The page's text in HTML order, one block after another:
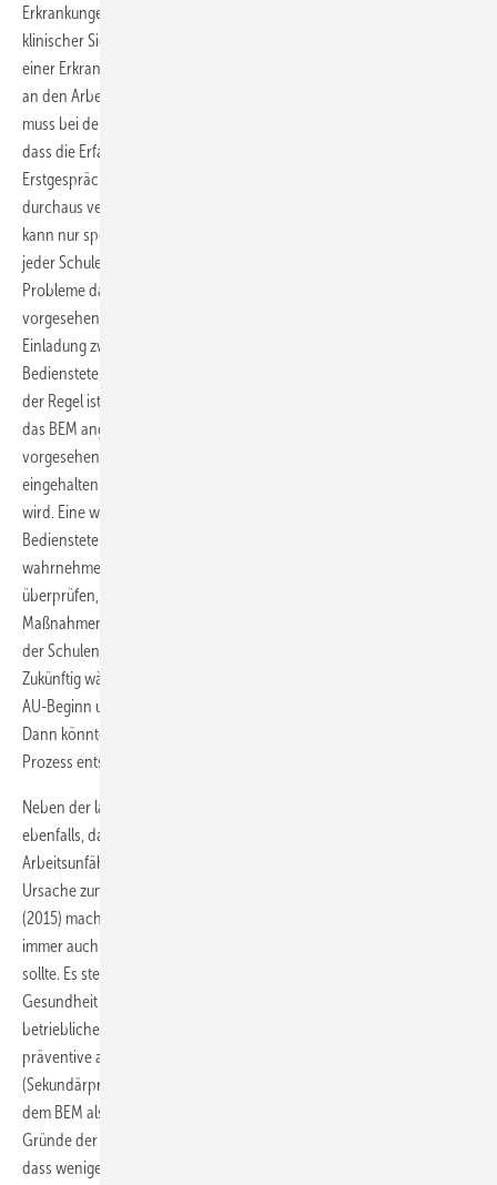
Erkrankungen, besonders problematisch. Entsprechend ist es aus
klinischer Sicht sehr wichtig, dass neben einer zeitnahen Behandlung
einer Erkrankung auch eine zeitnahe Beschäftigung mit der Rückkehr
an den Arbeitsplatz im Rahmen eines BEM erfolgt. Einschränkend
muss bei den Ergebnissen zur AU-Dauer jedoch beachtet werden,
dass die Erfassung der AU-Dauer nur subjektiv, retrospektiv im
Erstgespräch erfolgt und somit insbesondere bei längerer AU auch
durchaus verzerrt sein kann. Über die Ursachen der Verzögerung
kann nur spekuliert werden. Da die Dokumentation der Fehlzeiten von
jeder Schule selbst durchgeführt wird, könnten organisatorische
Probleme dazu führen, dass die Einladung zum BEM erst später als
vorgesehen ausgesprochen wird. Ebenfalls denkbar ist, dass die
Einladung zwar zeitnah erfolgt, die Rückmeldung durch die
Bedienstete/den Bediensteten jedoch viel Zeit in Anspruch nimmt. In
der Regel ist für die Rückmeldung, ob und unter welcher Federführung
das BEM angenommen wird, ein Zeitraum von vier Wochen
vorgesehen. Die Praxis zeigt jedoch, dass diese Frist nicht immer
eingehalten wird und nachträglich trotzdem ein BEM durchgeführt
wird. Eine weitere Verzögerung kann entstehen, wenn die
Bediensteten keinen zeitnahen Termin für ein Erstgespräch
wahrnehmen können. Insgesamt wäre es sehr wichtig, genauer zu
überprüfen, wie es zu solchen Fällen kommt und notwendige
Maßnahmen anzustoßen – insbesondere im Hinblick auf Aufklärung
der Schulen zur Relevanz und Dringlichkeit des BEM-Angebots.
Zukünftig wäre es auch wünschenswert, wenn der Abstand zwischen
AU-Beginn und Zeitpunkt des BEM-Angebots erfasst werden könnte.
Dann könnte genauer überprüft werden, wo die Verzögerung im
Prozess entsteht.
Neben der langen AU-Dauer vor dem BEM zeigt die Dokumentation
ebenfalls, dass ein Viertel der Personen den Grund der
Arbeitsunfähigkeit in der Schule sieht und weitere ca. 30 % die
Ursache zumindest teilweise in der Schule verortet. Prümper et al.
(2015) machen deutlich, dass ein funktionierendes und effektives BEM
immer auch Teil eines Betrieblichen Gesundheitsmanagements sein
sollte. Es stellt dort eine der Säulen zum Erhalt und zur Förderung der
Gesundheit dar. Eine weitere wichtige Säule im BGM ist die
betriebliche Gesundheitsförderung (BGF). Darunter werden sowohl
präventive als auch interventionelle Maßnahmen
(Sekundärprävention) subsumiert. Diese könnten entsprechend vor
dem BEM als Instrument der Prävention eingesetzt werden, um die
Gründe der Arbeitsunfähigkeit in den Schulen aktiv zu verringern, so
dass weniger BEM-Fälle entstehen. Dies ist auch vor dem Hintergrund